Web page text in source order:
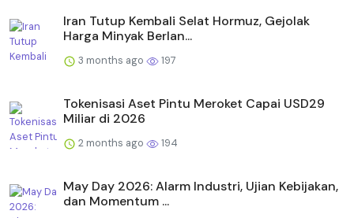
Iran Tutup Kembali Selat Hormuz, Gejolak
Harga Minyak Berlan...
3 months ago 197
Tokenisasi Aset Pintu Meroket Capai USD29
Miliar di 2026
2 months ago 194
May Day 2026: Alarm Industri, Ujian Kebijakan,
dan Momentum ...